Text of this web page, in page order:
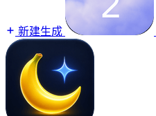
新建生成